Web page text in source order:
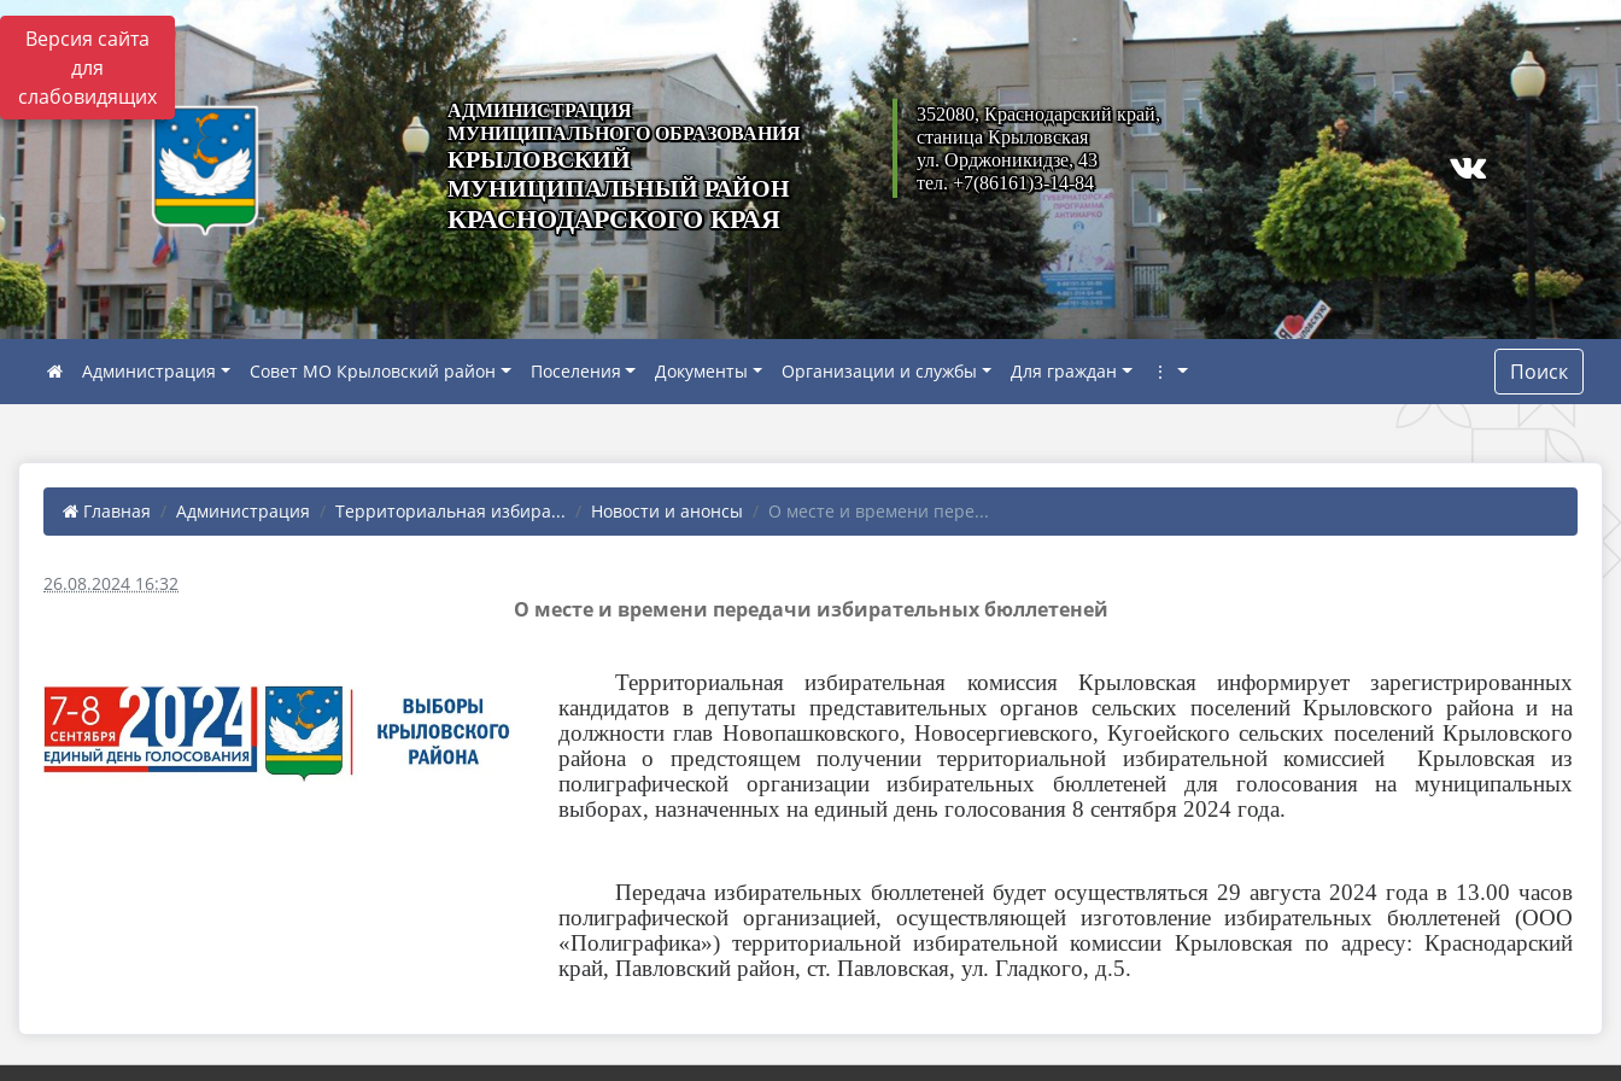
Версия сайта
для
слабовидящих
АДМИНИСТРАЦИЯ
МУНИЦИПАЛЬНОГО ОБРАЗОВАНИЯ
КРЫЛОВСКИЙ
МУНИЦИПАЛЬНЫЙ РАЙОН
КРАСНОДАРСКОГО КРАЯ
352080, Краснодарский край,
станица Крыловская
ул. Орджоникидзе, 43
тел. +7(86161)3-14-84
Администрация Совет МО Крыловский район Поселения Документы Организации и службы Для граждан ⋮ Поиск
Главная Администрация Территориальная избира... Новости и анонсы О месте и времени пере...
26.08.2024 16:32
О месте и времени передачи избирательных бюллетеней
Территориальная избирательная комиссия Крыловская информирует зарегистрированных
кандидатов в депутаты представительных органов сельских поселений Крыловского района и на
должности глав Новопашковского, Новосергиевского, Кугоейского сельских поселений Крыловского
района о предстоящем получении территориальной избирательной комиссией Крыловская из
полиграфической организации избирательных бюллетеней для голосования на муниципальных
выборах, назначенных на единый день голосования 8 сентября 2024 года.
Передача избирательных бюллетеней будет осуществляться 29 августа 2024 года в 13.00 часов
полиграфической организацией, осуществляющей изготовление избирательных бюллетеней (ООО
«Полиграфика») территориальной избирательной комиссии Крыловская по адресу: Краснодарский
край, Павловский район, ст. Павловская, ул. Гладкого, д.5.